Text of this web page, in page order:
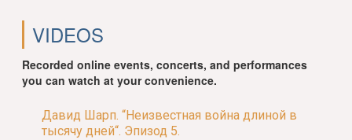
VIDEOS
Recorded online events, concerts, and performances
you can watch at your convenience.
Давид Шарп. “Неизвестная война длиной в
тысячу дней“. Эпизод 5.